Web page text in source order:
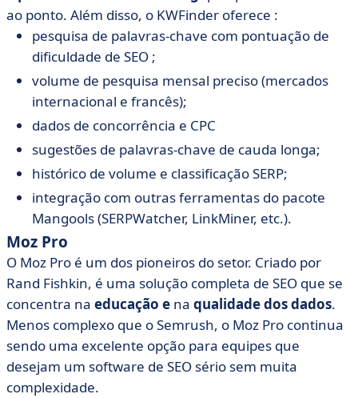
ao ponto. Além disso, o KWFinder oferece :
pesquisa de palavras-chave com pontuação de
dificuldade de SEO ;
volume de pesquisa mensal preciso (mercados
internacional e francês);
dados de concorrência e CPC
sugestões de palavras-chave de cauda longa;
histórico de volume e classificação SERP;
integração com outras ferramentas do pacote
Mangools (SERPWatcher, LinkMiner, etc.).
Moz Pro
O Moz Pro é um dos pioneiros do setor. Criado por
Rand Fishkin, é uma solução completa de SEO que se
concentra na educação e na qualidadedos dados.
Menos complexo que o Semrush, o Moz Pro continua
sendo uma excelente opção para equipes que
desejam um software de SEO sério sem muita
complexidade.